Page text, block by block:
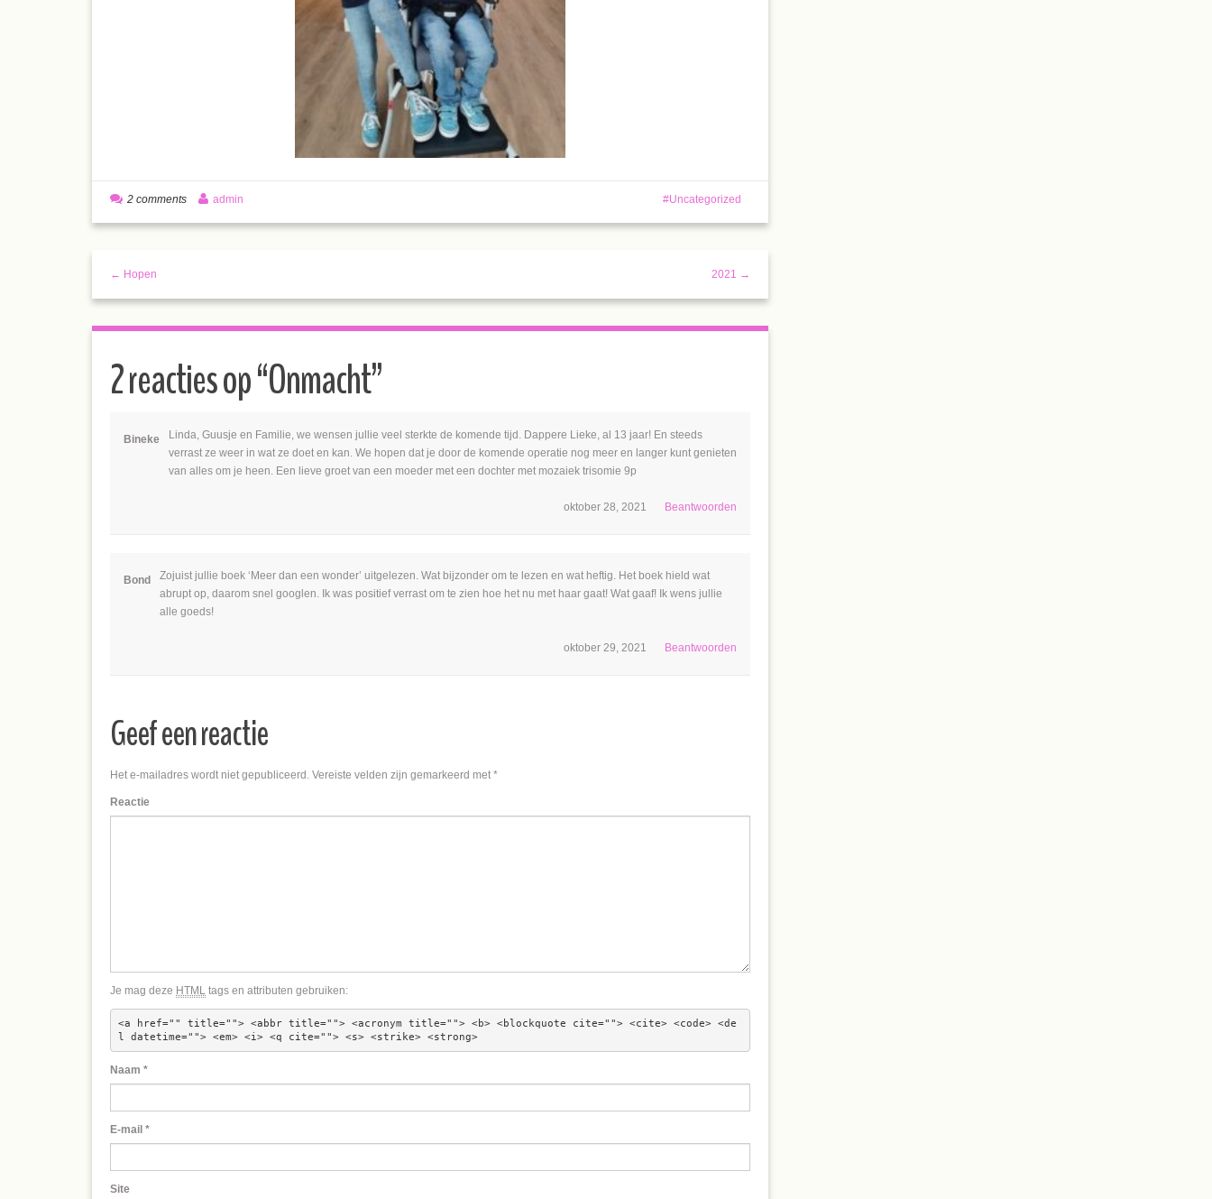
Uncategorized
2 comments admin
← Hopen 2021 →
2 reacties op “Onmacht”
Bineke
Linda, Guusje en Familie, we wensen jullie veel sterkte de komende tijd. Dappere Lieke, al 13 jaar! En steeds
verrast ze weer in wat ze doet en kan. We hopen dat je door de komende operatie nog meer en langer kunt genieten
van alles om je heen. Een lieve groet van een moeder met een dochter met mozaiek trisomie 9p
Beantwoorden
oktober 28, 2021
Bond
Zojuist jullie boek ‘Meer dan een wonder’ uitgelezen. Wat bijzonder om te lezen en wat heftig. Het boek hield wat
abrupt op, daarom snel googlen. Ik was positief verrast om te zien hoe het nu met haar gaat! Wat gaaf! Ik wens jullie
alle goeds!
Beantwoorden
oktober 29, 2021
Geef een reactie
Het e-mailadres wordt niet gepubliceerd. Vereiste velden zijn gemarkeerd met*
Reactie
Je mag deze HTML tags en attributen gebruiken:
<a href="" title=""> <abbr title=""> <acronym title=""> <b> <blockquote cite=""> <cite> <code> <de
l datetime=""> <em> <i> <q cite=""> <s> <strike> <strong>
Naam *
E-mail *
Site